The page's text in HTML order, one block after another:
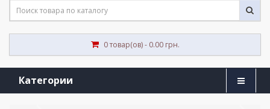
0 товар(ов) - 0.00 грн.
Категории